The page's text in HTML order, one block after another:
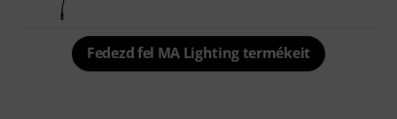
Fedezd fel MA Lighting termékeit